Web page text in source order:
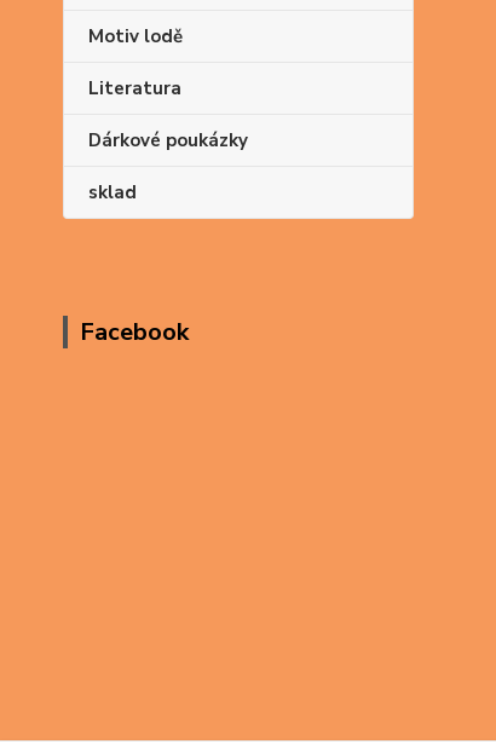
Motiv lodě
Literatura
Dárkové poukázky
sklad
Facebook